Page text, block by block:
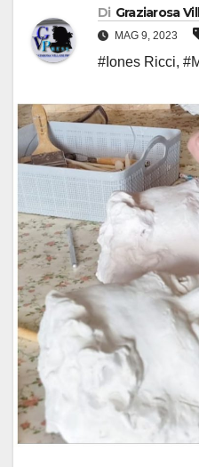
Di Graziarosa
MAG 9, 2023
#Iones Ricci,